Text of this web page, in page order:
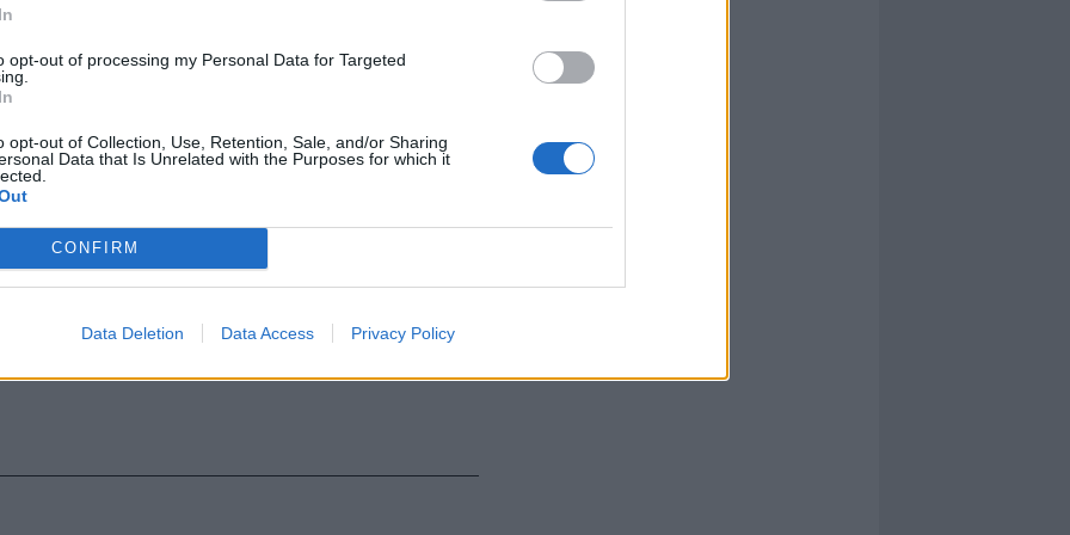
opt-out of processing my Personal Data for Targeted
opt-out of Collection, Use, Retention, Sale, and/or Sharing
Data that Is Unrelated with the Purposes for which it
CONFIRM
Data Deletion Data Access Privacy Policy
avrebbe reagito colpendo con due
collo il 36enne uccidendolo.